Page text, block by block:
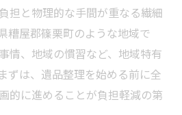
と心を大切にする方法
品整理術のポイント解説
しないための整理術
整理のステップ紹介
品整理の進め方と工夫
担と物理的な手間が重なる繊細
糟屋郡篠栗町のような地域で
情、地域の慣習など、地域特有
ずは、遺品整理を始める前に全
的に進めることが負担軽減の第